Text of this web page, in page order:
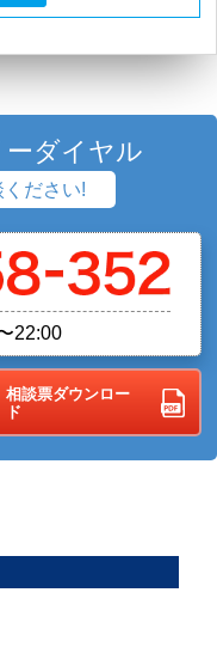
ダイヤル
ださい!
22:00
相談票ダウンロー
ド